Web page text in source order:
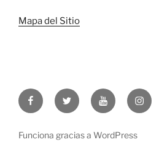
Mapa del Sitio
Funciona gracias a WordPress